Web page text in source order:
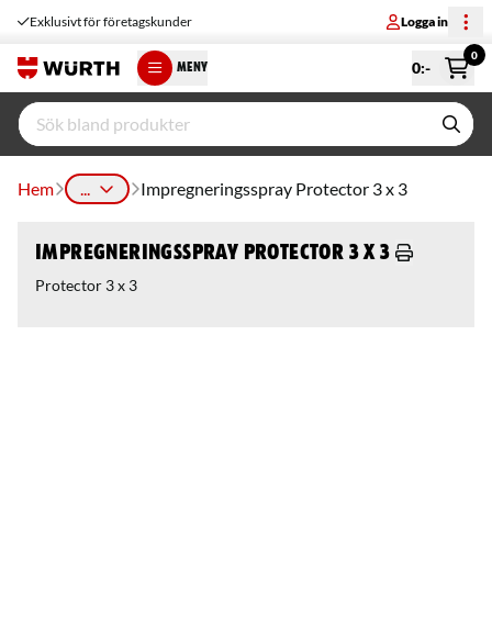
Exklusivt för företagskunder Logga in
MENY 0:-
0
Hem ... Impregneringsspray Protector 3 x 3
Impregneringsspray Protector 3 x 3
Protector 3 x 3